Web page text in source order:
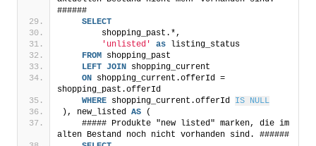
######
SELECT
        shopping_past.*,
'unlisted'
as listing_status
FROM shopping_past
LEFT JOIN shopping_current
ON shopping_current.offerId =
shopping_past.offerId
WHERE shopping_current.offerId IS NULL
), new_listed AS (
    ##### Produkte "new listed" marken, die im
alten Bestand noch nicht vorhanden sind. ######